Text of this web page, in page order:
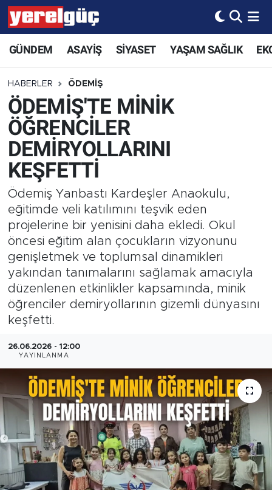
GÜNDEM ASAYİŞ SİYASET YAŞAM SAĞLIK
HABERLER ÖDEMİŞ
ÖDEMİŞ'TE MİNİK
ÖĞRENCİLER
DEMİRYOLLARINI
KEŞFETTİ
Ödemiş Yanbastı Kardeşler Anaokulu,
eğitimde veli katılımını teşvik eden
projelerine bir yenisini daha ekledi. Okul
öncesi eğitim alan çocukların vizyonunu
genişletmek ve toplumsal dinamikleri
yakından tanımalarını sağlamak amacıyla
düzenlenen etkinlikler kapsamında, minik
öğrenciler demiryollarının gizemli dünyasını
keşfetti.
26.06.2026 - 12:00
YAYINLANMA